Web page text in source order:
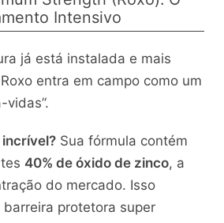
Intensivo
já está instalada e mais
entra em campo como um
vidas”.
incrível?Sua fórmula contém
40% de óxido de zinco, a
do mercado. Isso
barreira protetora super